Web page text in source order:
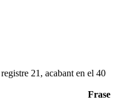
21, acabant en el 40
Frase